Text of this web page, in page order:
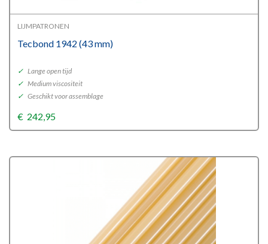
LIJMPATRONEN
Tecbond 1942 (43 mm)
✓ Lange open tijd
✓ Medium viscositeit
✓ Geschikt voor assemblage
€ 242,95